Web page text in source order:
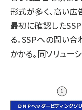
形式が多く、高い
最初に確認した
る。SSPへの問い
かかる。同ソリュー